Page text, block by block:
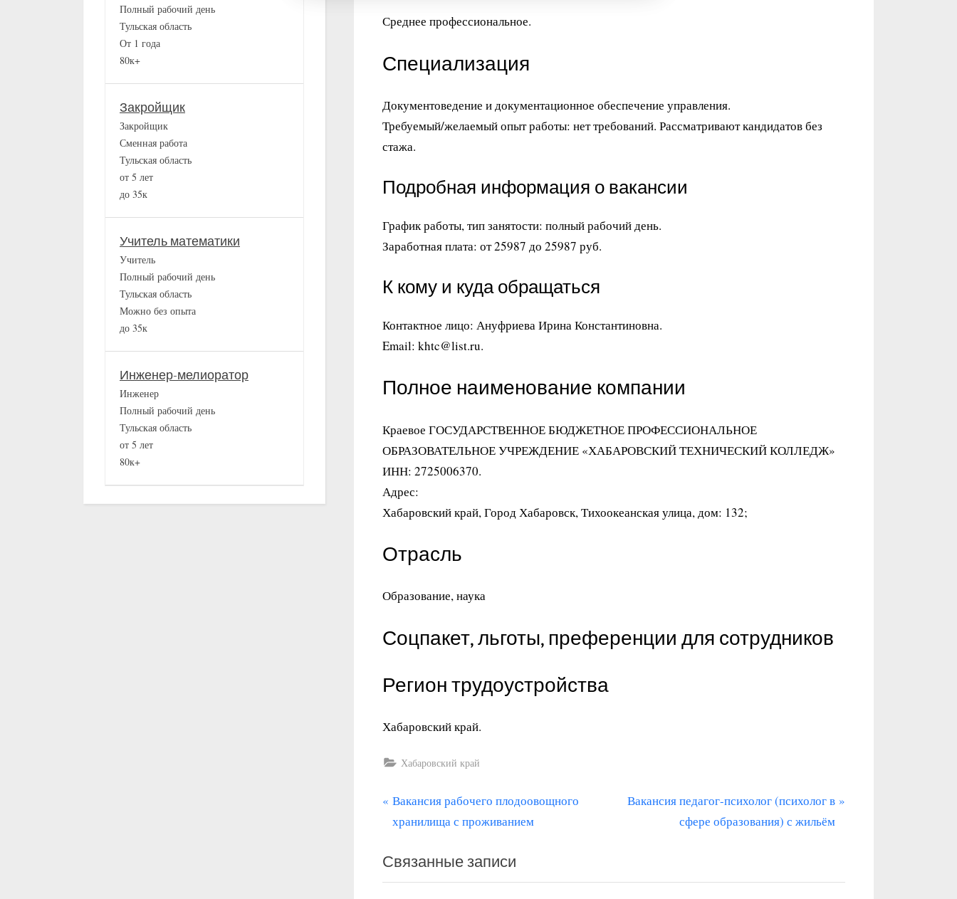
Среднее профессиональное.
Специализация
Документоведение и документационное обеспечение управления.
Требуемый/желаемый опыт работы: нет требований. Рассматривают кандидатов без
стажа.
Подробная информация о вакансии
График работы, тип занятости: полный рабочий день.
Заработная плата: от 25987 до 25987 руб.
К кому и куда обращаться
Контактное лицо: Ануфриева Ирина Константиновна.
Email: khtc@list.ru.
Полное наименование компании
Краевое ГОСУДАРСТВЕННОЕ БЮДЖЕТНОЕ ПРОФЕССИОНАЛЬНОЕ
ОБРАЗОВАТЕЛЬНОЕ УЧРЕЖДЕНИЕ «ХАБАРОВСКИЙ ТЕХНИЧЕСКИЙ КОЛЛЕДЖ»
ИНН: 2725006370.
Адрес:
Хабаровский край, Город Хабаровск, Тихоокеанская улица, дом: 132;
Отрасль
Образование, наука
Соцпакет, льготы, преференции для сотрудников
Регион трудоустройства
Хабаровский край.
Хабаровский край
Навигация
по
записям
П
р
д
ы
Вакансия рабочего плодоовощного
хранилища с проживанием
С
у
Вакансия педагог-психолог (психолог в
сфере образования) с жильём
Связанные записи
Полный рабочий день
Тульская область
От 1 года
80к+
Закройщик
Закройщик
Сменная работа
Тульская область
от 5 лет
до 35к
Учитель математики
Учитель
Полный рабочий день
Тульская область
Можно без опыта
до 35к
Инженер-мелиоратор
Инженер
Полный рабочий день
Тульская область
от 5 лет
80к+